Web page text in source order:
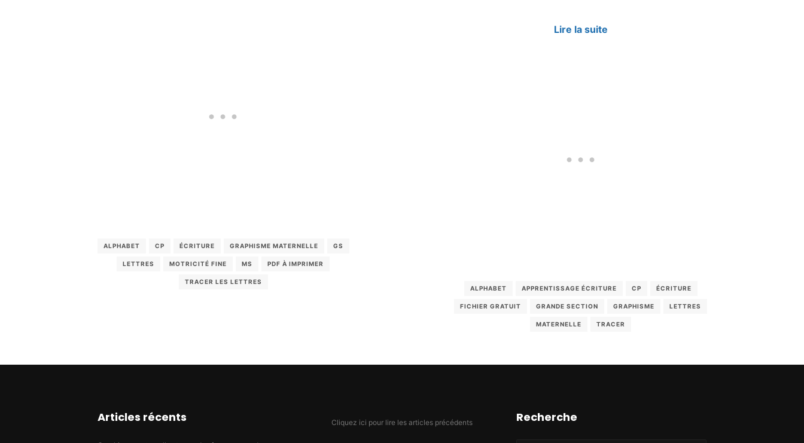
ALPHABET CP ÉCRITURE GRAPHISME MATERNELLE GS
LETTRES MOTRICITÉ FINE MS PDF À IMPRIMER
TRACER LES LETTRES
Lire la suite
ALPHABET APPRENTISSAGE ÉCRITURE CP ÉCRITURE
FICHIER GRATUIT GRANDE SECTION GRAPHISME LETTRES
MATERNELLE TRACER
Articles récents Cliquez ici pour lire les articles précédents Recherche